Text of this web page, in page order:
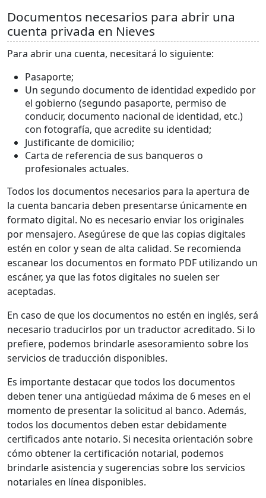
Documentos necesarios para abrir una
cuenta privada en Nieves
Para abrir una cuenta, necesitará lo siguiente:
Pasaporte;
Un segundo documento de identidad expedido por
el gobierno (segundo pasaporte, permiso de
conducir, documento nacional de identidad, etc.)
con fotografía, que acredite su identidad;
Justificante de domicilio;
Carta de referencia de sus banqueros o
profesionales actuales.
Todos los documentos necesarios para la apertura de
la cuenta bancaria deben presentarse únicamente en
formato digital. No es necesario enviar los originales
por mensajero. Asegúrese de que las copias digitales
estén en color y sean de alta calidad. Se recomienda
escanear los documentos en formato PDF utilizando un
escáner, ya que las fotos digitales no suelen ser
aceptadas.
En caso de que los documentos no estén en inglés, será
necesario traducirlos por un traductor acreditado. Si lo
prefiere, podemos brindarle asesoramiento sobre los
servicios de traducción disponibles.
Es importante destacar que todos los documentos
deben tener una antigüedad máxima de 6 meses en el
momento de presentar la solicitud al banco. Además,
todos los documentos deben estar debidamente
certificados ante notario. Si necesita orientación sobre
cómo obtener la certificación notarial, podemos
brindarle asistencia y sugerencias sobre los servicios
notariales en línea disponibles.